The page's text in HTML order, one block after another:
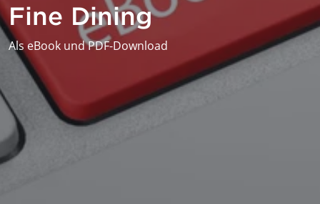
Fine Dining
Als eBook und PDF-Download